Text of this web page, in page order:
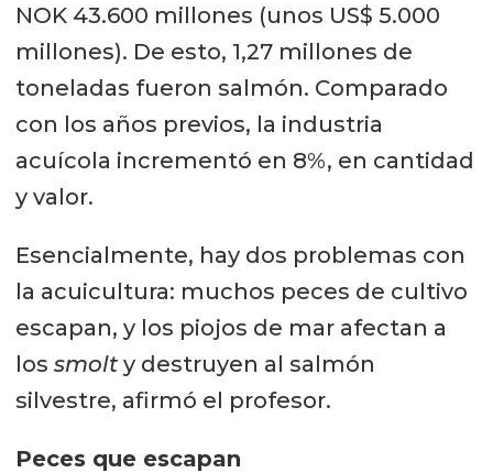
NOK 43.600 millones (unos US$ 5.000
millones). De esto, 1,27 millones de
toneladas fueron salmón. Comparado
con los años previos, la industria
acuícola incrementó en 8%, en cantidad
y valor.
Esencialmente, hay dos problemas con
la acuicultura: muchos peces de cultivo
escapan, y los piojos de mar afectan a
los smolty destruyen al salmón
silvestre, afirmó el profesor.
Peces que escapan